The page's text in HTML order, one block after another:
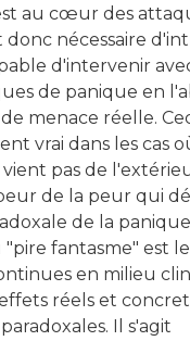
au cœur des
donc nécessaire
d'intervenir
de panique en
menace réelle.
vrai dans les cas
pas de
de la peur qui
de la
fantasme" est
en milieu
réels et
Il s'agit